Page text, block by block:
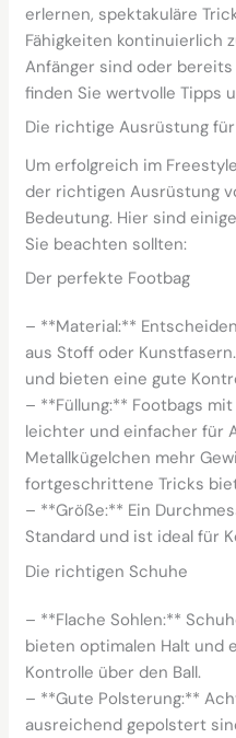
erlernen, spektakuläre
Fähigkeiten kontinuierlich
Anfänger sind oder
finden Sie wertvolle Tipps
Die richtige Ausrüstung
Um erfolgreich im
der richtigen Ausrüstung
Bedeutung. Hier sind
Sie beachten sollten:
Der perfekte Footbag
– **Material:**
aus Stoff oder
und bieten eine gute
– **Füllung:** Footbags
leichter und einfacher für
Metallkügelchen mehr
fortgeschrittene Tricks
– **Größe:** Ein
Standard und ist ideal für
Die richtigen Schuhe
– **Flache Sohlen:**
bieten optimalen Halt und
Kontrolle über den Ball.
– **Gute Polsterung:**
ausreichend gepolstert